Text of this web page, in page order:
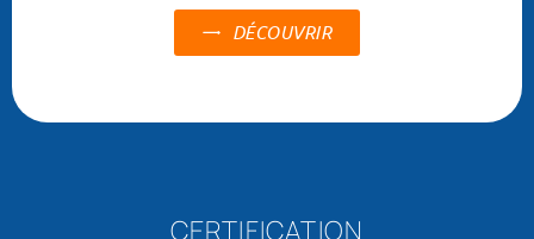
DÉCOUVRIR
CERTIFICATION